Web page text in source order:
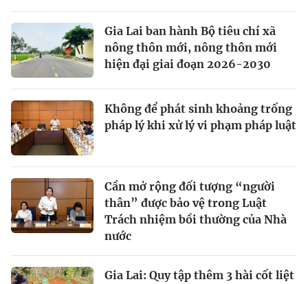
Gia Lai ban hành Bộ tiêu chí xã
nông thôn mới, nông thôn mới
hiện đại giai đoạn 2026-2030
Không để phát sinh khoảng trống
pháp lý khi xử lý vi phạm pháp luật
Cần mở rộng đối tượng “người
thân” được bảo vệ trong Luật
Trách nhiệm bồi thường của Nhà
nước
Gia Lai: Quy tập thêm 3 hài cốt liệt